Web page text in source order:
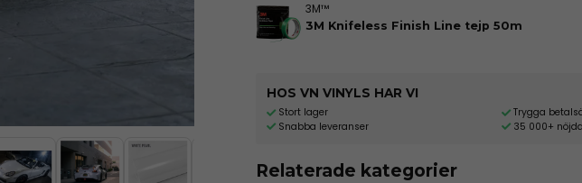
3M™
3M Knifeless Finish Line tejp 50m
HOS VN VINYLS HAR VI
Stort lager
Snabba leveranser
Trygga
35 000+
Relaterade kategorier